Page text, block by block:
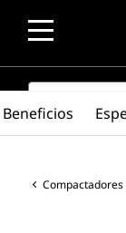
SEARCH
Beneficios